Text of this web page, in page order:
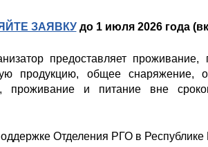
ЗАЯВКУдо 1 июля 2026 года
предоставляет
продукцию, общее снаряжение,
и питание вне сроков
Отделения РГО в Республике